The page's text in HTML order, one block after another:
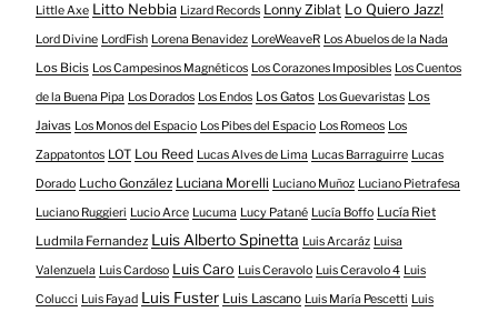
Little Axe Litto Nebbia Lizard Records Lonny Ziblat Lo Quiero Jazz!
Lord Divine LordFish Lorena Benavidez LoreWeaveR Los Abuelos de la Nada
Los Bicis Los Campesinos Magnéticos Los Corazones Imposibles Los Cuentos
de la Buena Pipa Los Dorados Los Endos Los Gatos Los Guevaristas Los
Jaivas Los Monos del Espacio Los Pibes del Espacio Los Romeos Los
Zappatontos LOT Lou Reed Lucas Alves de Lima Lucas Barraguirre Lucas
Dorado Lucho González Luciana Morelli Luciano Muñoz Luciano Pietrafesa
Luciano Ruggieri Lucio Arce Lucuma Lucy Patané Lucía Boffo Lucía Riet
Ludmila Fernandez Luis Alberto Spinetta Luis Arcaráz Luisa
Valenzuela Luis Cardoso Luis Caro Luis Ceravolo Luis Ceravolo 4 Luis
Colucci Luis Fayad Luis Fuster Luis Lascano Luis María Pescetti Luis